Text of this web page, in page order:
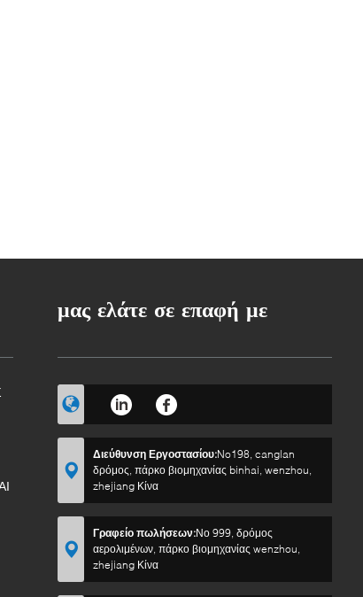
μας ελάτε σε επαφή με
Διεύθυνση Εργοστασίου:No198, canglan
δρόμος, πάρκο βιομηχανίας binhai, wenzhou,
zhejiang Κίνα
Γραφείο πωλήσεων:Νο 999, δρόμος
αερολιμένων, πάρκο βιομηχανίας wenzhou,
zhejiang Κίνα